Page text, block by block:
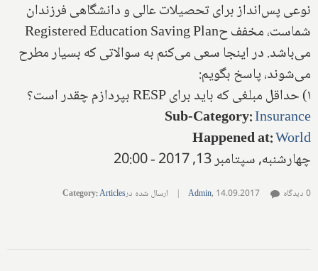
نوعی پس‌انداز برای تحصیلات عالی و دانشگاهی فرزندان
شماست، مخفف حRegistered Education Saving Plan
می‌باشد. در اینجا سعی می‌کنم به سوالاتی که بسیار مطرح
می‌شوند، پاسخ بگویم:
۱) حداقل مبلغی که باید برای RESP بپردازم چقدر است؟
Sub-Category:Insurance
Happened at:World
چهارشنبه, سپتامبر 13, 2017 - 20:00
Admin, 14.09.2017
| ارسال شده در Category:Articles 0 دیدگاه